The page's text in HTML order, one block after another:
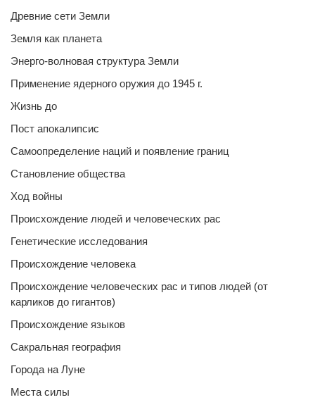
Древние сети Земли
Земля как планета
Энерго-волновая структура Земли
Применение ядерного оружия до 1945 г.
Жизнь до
Пост апокалипсис
Самоопределение наций и появление границ
Становление общества
Ход войны
Происхождение людей и человеческих рас
Генетические исследования
Происхождение человека
Происхождение человеческих рас и типов людей (от
карликов до гигантов)
Происхождение языков
Сакральная география
Города на Луне
Места силы